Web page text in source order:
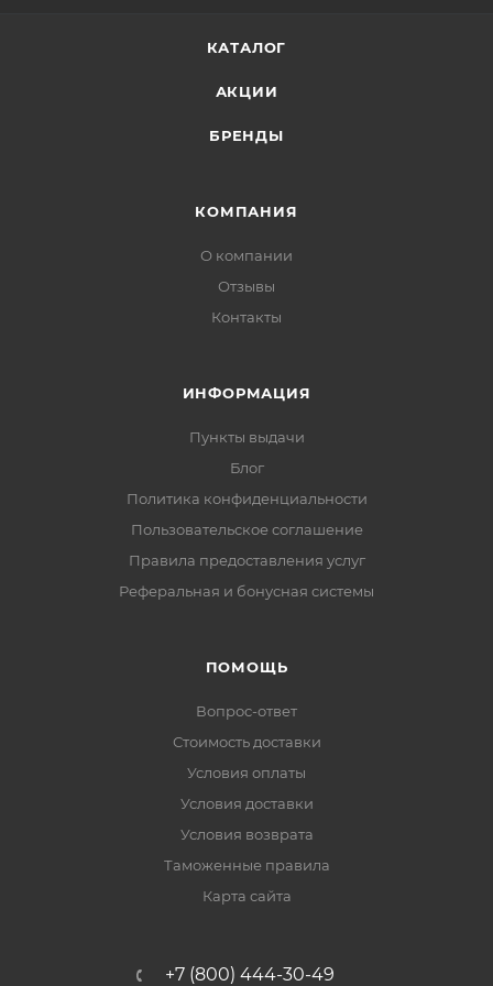
количество легкими похлопывающими движениями
КАТАЛОГ
АКЦИИ
БРЕНДЫ
КОМПАНИЯ
О компании
Отзывы
Контакты
ИНФОРМАЦИЯ
Пункты выдачи
Блог
Политика конфиденциальности
Пользовательское соглашение
Правила предоставления услуг
Реферальная и бонусная системы
ПОМОЩЬ
Вопрос-ответ
Стоимость доставки
Условия оплаты
Условия доставки
Условия возврата
Таможенные правила
Карта сайта
+7 (800) 444-30-49